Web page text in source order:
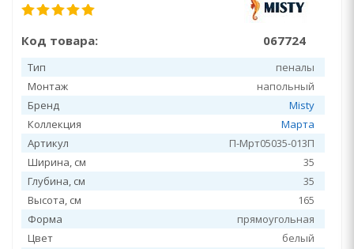
Код товара: 067724
Тип
пеналы
Монтаж
напольный
Бренд
Misty
Коллекция
Марта
Артикул
П-Мрт05035-013П
Ширина, см
35
Глубина, см
35
Высота, см
165
Форма
прямоугольная
Цвет
белый